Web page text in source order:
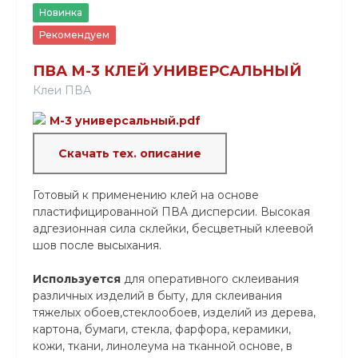
Новинка
Рекомендуем
ПВА М-3 КЛЕЙ УНИВЕРСАЛЬНЫЙ
Клеи ПВА
М-3 универсальный.pdf
Скачать тех. описание
Готовый к применению клей на основе
пластифицированной ПВА дисперсии. Высокая
адгезионная сила склейки, бесцветный клеевой
шов после высыхания.
Используется для оперативного склеивания
различных изделий в быту, для склеивания
тяжелых обоев,стеклообоев, изделий из дерева,
картона, бумаги, стекла, фарфора, керамики,
кожи, ткани, линолеума на тканной основе, в